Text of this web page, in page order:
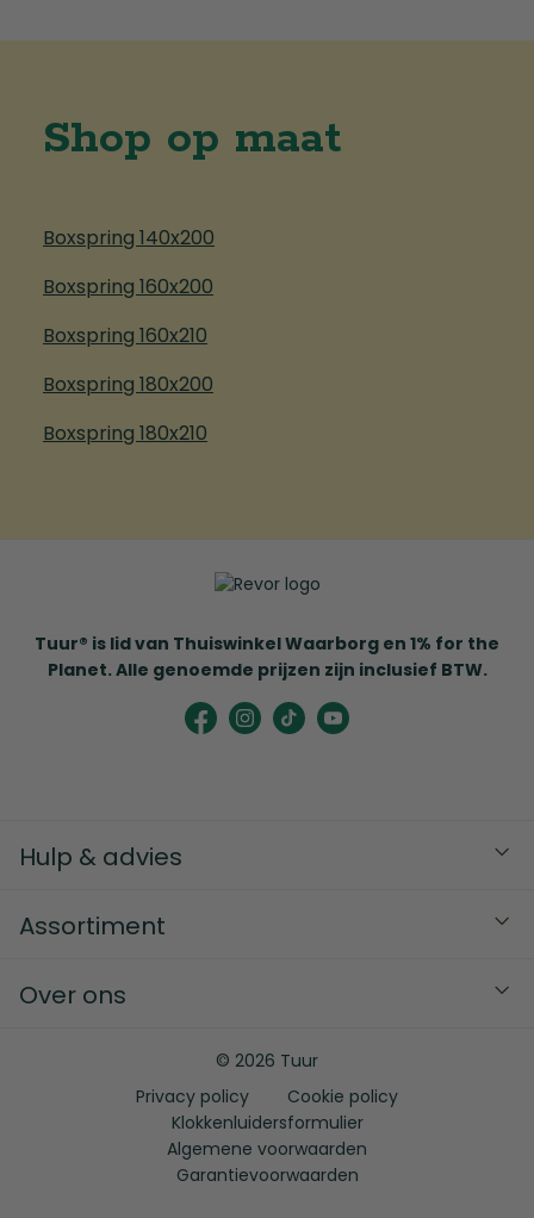
Shop op maat
Boxspring 140x200
Boxspring 160x200
Boxspring 160x210
Boxspring 180x200
Boxspring 180x210
Tuur® is lid van Thuiswinkel Waarborg en 1% for the
Planet. Alle genoemde prijzen zijn inclusief BTW.
Hulp & advies
Assortiment
Over ons
© 2026 Tuur
Privacy policy
Cookie policy
Klokkenluidersformulier
Algemene voorwaarden
Garantievoorwaarden